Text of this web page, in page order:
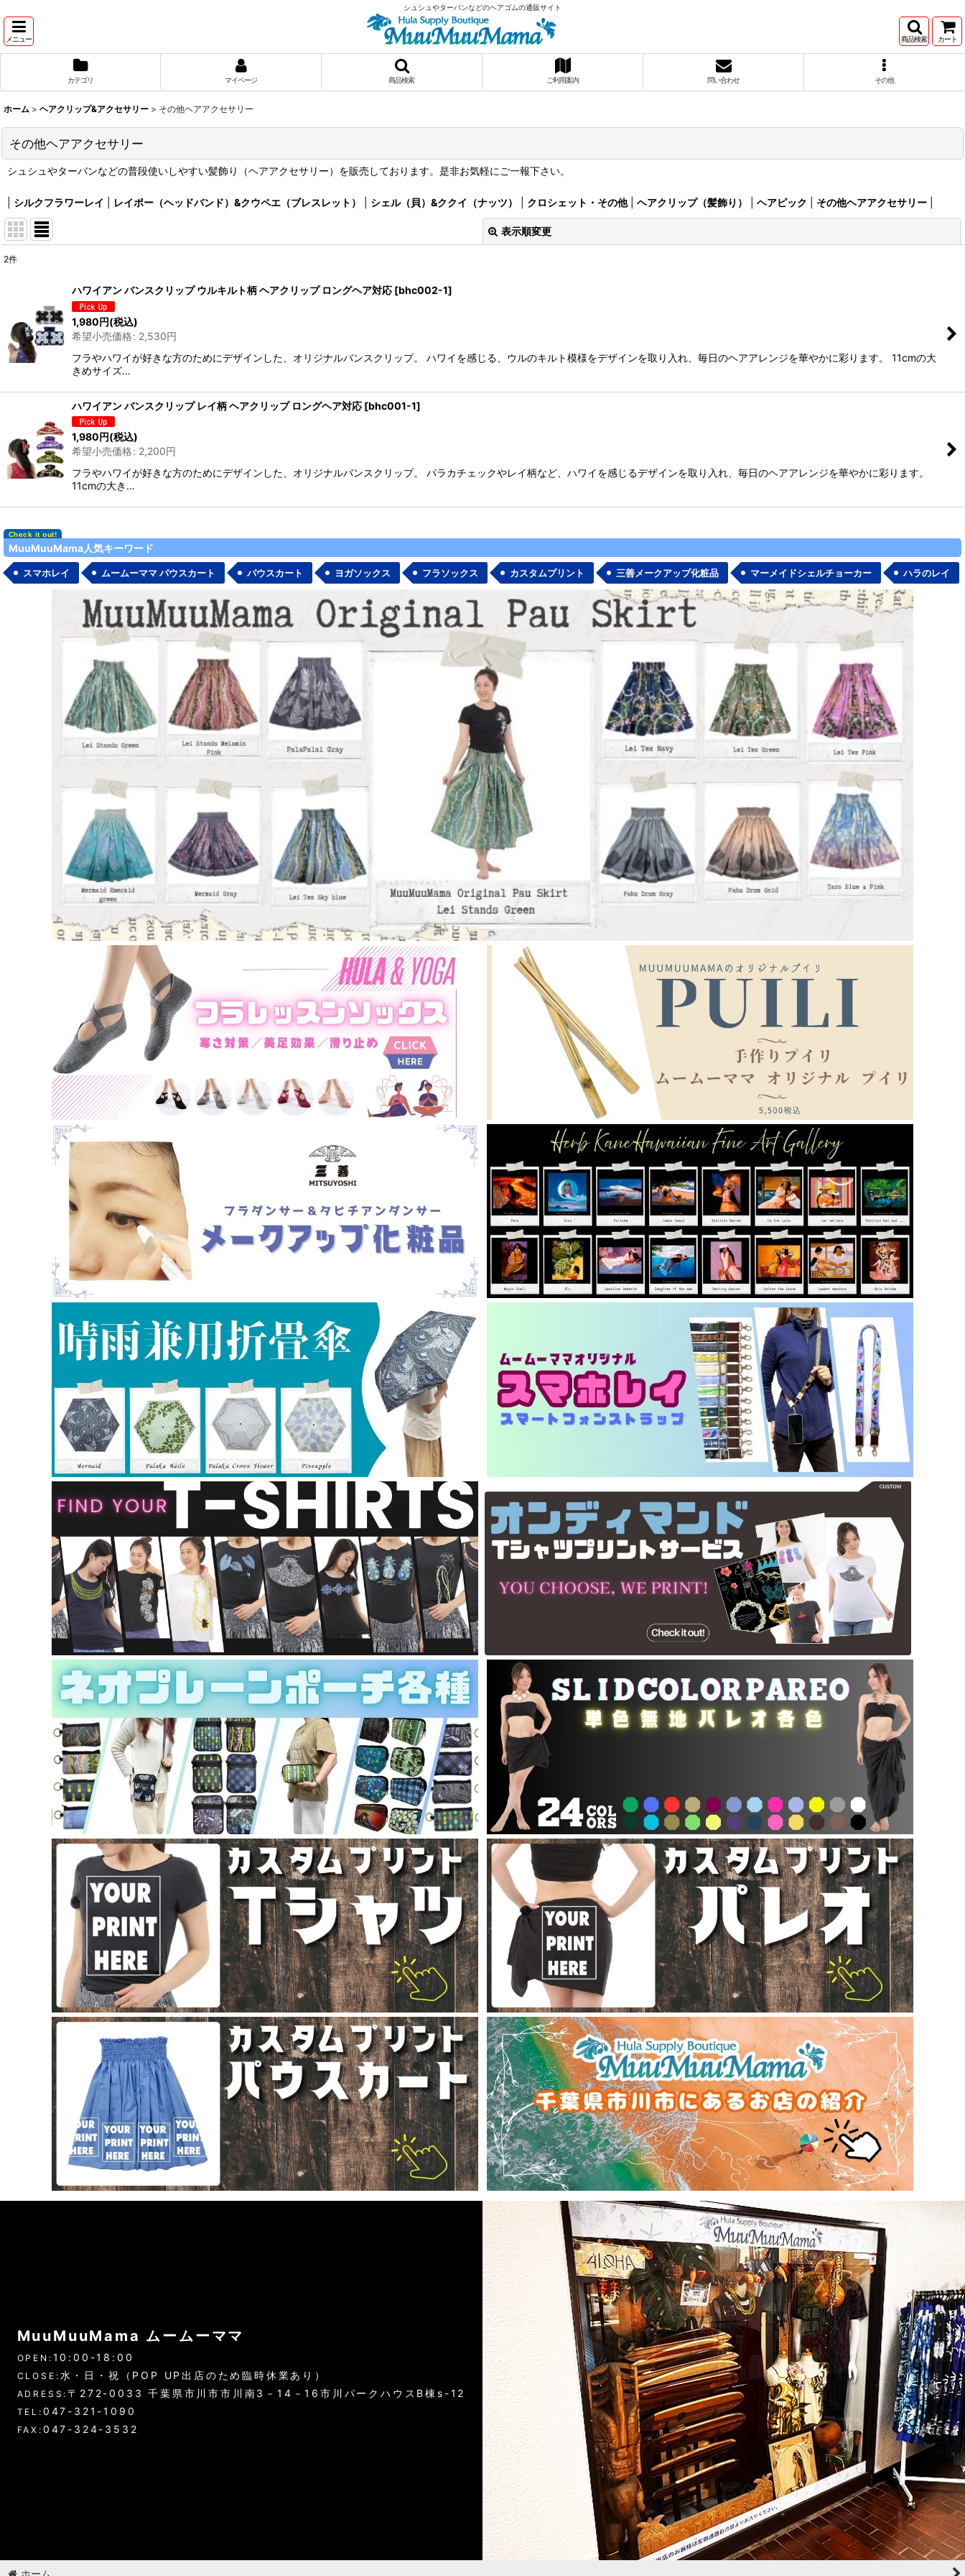
シュシュやターバンなどのヘアゴムの通販サイト
メニュー 商品検索 カート
カテゴリ マイページ 商品検索 ご利用案内 問い合わせ その他
ホーム > ヘアクリップ&アクセサリー > その他ヘアアクセサリー
その他ヘアアクセサリー
シュシュやターバンなどの普段使いしやすい髪飾り（ヘアアクセサリー）を販売しております。是非お気軽にご一報下さい。
シルクフラワーレイ レイポー（ヘッドバンド）&クウペエ（ブレスレット） シェル（貝）&ククイ（ナッツ） クロシェット・その他| ヘアクリップ（髪飾り） ヘアピック その他ヘアアクセサリー
表示順変更
在庫あり
並び順:
2件
ハワイアン バンスクリップ ウルキルト柄 ヘアクリップ ロングヘア対応 [bhc002-1]
1,980円(税込)
希望小売価格: 2,530円
フラやハワイが好きな方のためにデザインした、オリジナルバンスクリップ。 ハワイを感じる、ウルのキルト模様をデザインを取り入れ、毎日のヘアアレンジを華やかに彩ります。 11cmの大
きめサイズ…
ハワイアン バンスクリップ レイ柄 ヘアクリップ ロングヘア対応 [bhc001-1]
1,980円(税込)
希望小売価格: 2,200円
フラやハワイが好きな方のためにデザインした、オリジナルバンスクリップ。 パラカチェックやレイ柄など、ハワイを感じるデザインを取り入れ、毎日のヘアアレンジを華やかに彩ります。
11cmの大き…
MuuMuuMama人気キーワード
スマホレイ ムームーママ パウスカート パウスカート ヨガソックス フラソックス カスタムプリント 三善メークアップ化粧品 マーメイドシェルチョーカー ハラのレイ
MuuMuuMama ムームーママ
OPEN: 10:00-18:00
CLOSE: 水・日・祝（POP UP出店のため臨時休業あり）
ADRESS: 〒272-0033 千葉県市川市市川南3－14－16市川パークハウスB棟s-12
TEL: 047-321-1090
FAX: 047-324-3532